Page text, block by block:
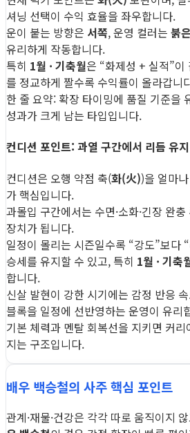
셔닝 선택이 수익 효율을 좌우합니다.
운이 붙는 방향은 서쪽, 운영 컬러는 붉
유리하게 작동합니다.
특히 1월 · 기축월은 “화제성 + 실적”이
를 정교하게 짤수록 수익률이 올라갑니
한 줄 요약: 확장 타이밍에 품질 기준을
성과가 크게 남는 타입입니다.
컨디션 포인트: 과열 구간에서 리듬 유지
컨디션은 오행 약점 축(화(火))을 얼마
가 핵심입니다.
과몰입 구간에서는 수면·소화·긴장 완
장치가 됩니다.
일정이 몰리는 시즌일수록 “강도”보다
승세를 유지할 수 있고, 특히 1월 · 기축
합니다.
신살 발현이 강한 시기에는 감정 반응
블록을 일정에 선반영하는 운영이 유리
기본 체력과 멘탈 회복선을 지키면 커
지는 구조입니다.
배우 백승철의 사주 핵심 포인트
관계·재물·건강은 각각 따로 움직이지